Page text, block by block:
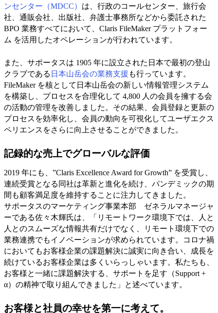
ンセンター（MDCC） は、行政のコールセンター、旅行会
社、通販会社、出版社、弁護士事務所などから委託された
BPO 業務すべてにおいて、Claris FileMaker プラットフォー
ム を活用したオペレーションが行われています。
また、サポータスは 1905 年に設立された日本で最初の登山
クラブである 日本山岳会の業務支援 も行っています。
FileMaker を核として日本山岳会の新しい情報管理システム
を構築し、プロセスを合理化して 4,800 人の会員を擁する会
の活動の管理を改善しました。その結果、会員登録と更新の
プロセスを効率化し、会員の動向を可視化してユーザエクス
ペリエンスをさらに向上させることができました。
記録的な売上でグローバルな評価
2019 年にも、”Claris Excellence Award for Growth” を受賞し、
連続受賞となる同社は革新と進化を続け、パンデミックの期
間も顧客満足度を維持することに注力してきました。
サポータスのマーケティング事業本部 ゼネラルマネージャ
ーである佐々木輝氏は、「リモートワーク環境下では、人と
人とのスムーズな情報共有だけでなく、リモート環境下での
業務連携でもイノベーションが求められています。コロナ禍
においてもお客様企業の課題解決に誠実に向き合い、成長を
続けているお客様企業は多くいらっしゃいます。私たちも、
お客様と一緒に課題解決する、サポートを足す（Support +
α）の精神で取り組んできました」と述べています。
お客様と社員の幸せを第一に考えて。